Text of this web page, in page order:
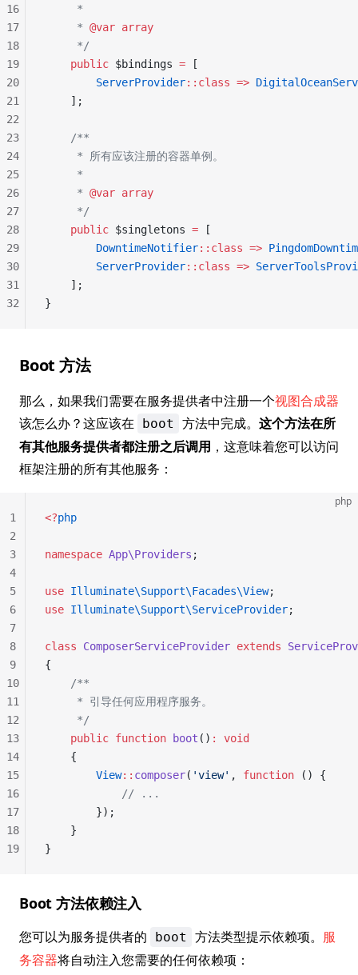
     *
     *
@var array
     */
    public
$bindings = [
        ServerProvider
::class =>
    ];
    /**
     * 所有应该注册的容器单例。
     *
     *
@var array
     */
    public
$singletons = [
        DowntimeNotifier
::class =>
        ServerProvider
::class =>
    ];
}
16
17
18
19
20
21
22
23
24
25
26
27
28
29
30
31
32
Boot 方法
那么，如果我们需要在服务提供者中注册一个视图合成器
该怎么办？这应该在
boot 方法中完成。 这个方法在所
有其他服务提供者都注册之后调用 ，这意味着您可以访问
框架注册的所有其他服务：
php
<?php
namespace App\Providers ;
use Illuminate\Support\Facades\View;
use Illuminate\Support\ServiceProvider;
class ComposerServiceProvider extends
{
    /**
     * 引导任何应用程序服务。
     */
    public
function boot () :
void
    {
        View
:: composer( 'view' , function () {
            // ...
        });
    }
}
1
2
3
4
5
6
7
8
9
10
11
12
13
14
15
16
17
18
19
Boot 方法依赖注入
您可以为服务提供者的 boot 方法类型提示依赖项。 服
务容器将自动注入您需要的任何依赖项：